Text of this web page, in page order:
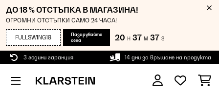
ДО 18 % ОТСТЪПКА В МАГАЗИНА!
ОГРОМНИ ОТСТЪПКИ САМО 24 ЧАСА!
FULLSWING18
Пазарувайте
сега
20 H 37 M 37 S
3 години гаранция 14 дни за връщане на продукта